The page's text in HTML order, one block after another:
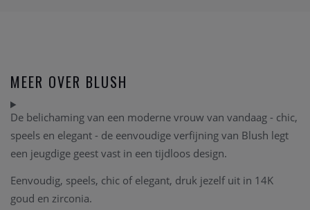
MEER OVER BLUSH
De belichaming van een moderne vrouw van vandaag - chic,
speels en elegant - de eenvoudige verfijning van Blush legt
een jeugdige geest vast in een tijdloos design.
Eenvoudig, speels, chic of elegant, druk jezelf uit in 14K
goud en zirconia.